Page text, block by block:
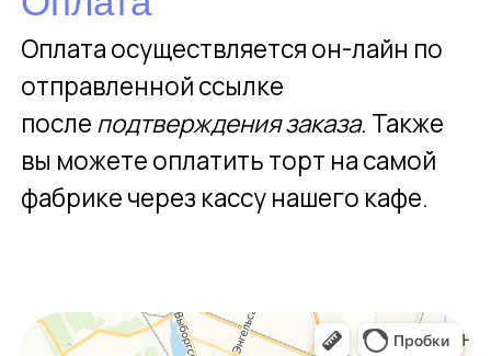
БОЛЕЕ 30 ТОНН
ДЖЕЛАТО
производим на фабрике
ежемесячно